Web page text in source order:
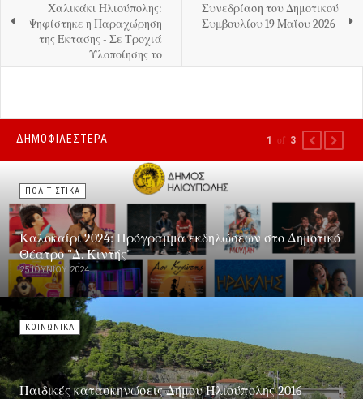
Χαλικάκι Ηλιούπολης:
Ψηφίστηκε η Παραχώρηση
της Έκτασης - Σε Τροχιά
Υλοποίησης το
Βιοκλιματικό Πάρκο
Συνεδρίαση του Δημοτικού
Συμβουλίου 19 Μαΐου 2026
ΔΗΜΟΦΙΛΕΣΤΕΡΑ
ΠΟΛΙΤΙΣΤΙΚΑ
Καλοκαίρι 2024: Πρόγραμμα εκδηλώσεων στο Δημοτικό
Θέατρο "Δ. Κιντής"
25 ΙΟΥΝΊΟΥ 2024
ΚΟΙΝΩΝΙΚΑ
Παιδικές κατασκηνώσεις Δήμου Ηλιούπολης 2016
1 of 3 PREVIOUS
NEXT